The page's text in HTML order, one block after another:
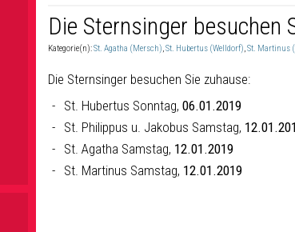
Die Sternsinger besuchen
Kategorie(n):St. Agatha (Mersch),St. Hubertus (Welldorf),St. Martinus
Die Sternsinger besuchen Sie zuhause:
St. Hubertus Sonntag, 06.01.2019
St. Philippus u. Jakobus Samstag,
St. Agatha Samstag, 12.01.2019
St. Martinus Samstag, 12.01.2019